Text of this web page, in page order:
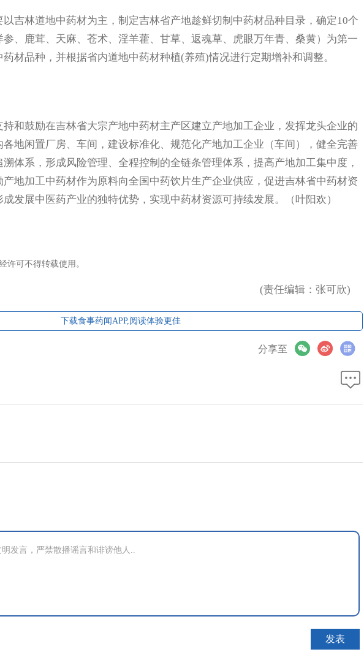
林道地中药材为主，制定吉林省产地趁鲜切制中药材品种目录，确定10个
、鹿茸、天麻、苍术、淫羊藿、甘草、返魂草、虎眼万年青、桑黄）为第一
材品种，并根据省内道地中药材种植(养殖)情况进行定期增补和调整。
鼓励在吉林省大宗产地中药材主产区建立产地加工企业，发挥龙头企业的
地闲置厂房、车间，建设标准化、规范化产地加工企业（车间），健全完善
体系，形成风险管理、全程控制的全链条管理体系，提高产地加工集中度，
地加工中药材作为原料向全国中药饮片生产企业供应，促进吉林省中药材资
发展中医药产业的独特优势，实现中药材资源可持续发展。（叶阳欢）
许可不得转载使用。
(责任编辑：张可欣)
下载食事药闻APP,阅读体验更佳
分享至